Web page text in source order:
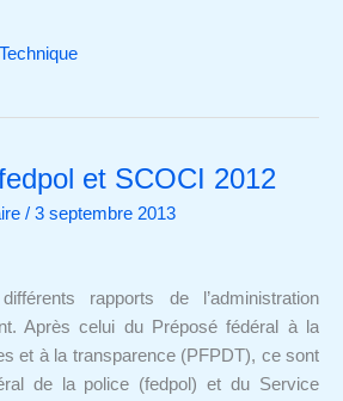
Technique
et SCOCI 2012
/ 3 septembre 2013
rapports de l’administration
Après celui du Préposé fédéral à la
et à la transparence (PFPDT), ce sont
de la police (fedpol) et du Service